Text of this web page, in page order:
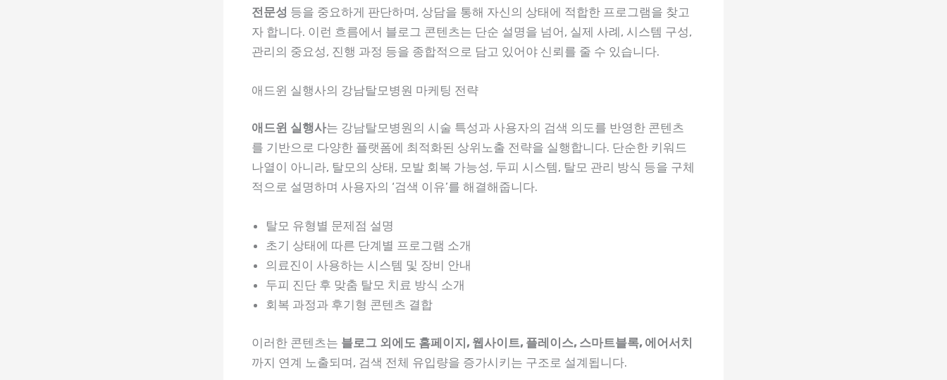
전문성 등을 중요하게 판단하며, 상담을 통해 자신의 상태에 적합한 프로그램을 찾고
자 합니다. 이런 흐름에서 블로그 콘텐츠는 단순 설명을 넘어, 실제 사례, 시스템 구성,
관리의 중요성, 진행 과정 등을 종합적으로 담고 있어야 신뢰를 줄 수 있습니다.
애드윈 실행사의 강남탈모병원 마케팅 전략
애드윈 실행사는 강남탈모병원의 시술 특성과 사용자의 검색 의도를 반영한 콘텐츠
를 기반으로 다양한 플랫폼에 최적화된 상위노출 전략을 실행합니다. 단순한 키워드
나열이 아니라, 탈모의 상태, 모발 회복 가능성, 두피 시스템, 탈모 관리 방식 등을 구체
적으로 설명하며 사용자의 ‘검색 이유’를 해결해줍니다.
탈모 유형별 문제점 설명
초기 상태에 따른 단계별 프로그램 소개
의료진이 사용하는 시스템 및 장비 안내
두피 진단 후 맞춤 탈모 치료 방식 소개
회복 과정과 후기형 콘텐츠 결합
이러한 콘텐츠는 블로그 외에도 홈페이지, 웹사이트, 플레이스, 스마트블록, 에어서치
까지 연계 노출되며, 검색 전체 유입량을 증가시키는 구조로 설계됩니다.